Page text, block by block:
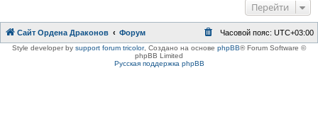
Перейти
Сайт Ордена Драконов Форум Часовой пояс: UTC+03:00
Style developer by support forum tricolor, Создано на основе phpBB® Forum Software ©
phpBB Limited
Русская поддержка phpBB